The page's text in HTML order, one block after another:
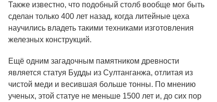
Также известно, что подобный столб вообще мог быть
сделан только 400 лет назад, когда литейные цеха
научились владеть такими техниками изготовления
железных конструкций.
Ещё одним загадочным памятником древности
является статуя Будды из Султанганжа, отлитая из
чистой меди и весившая больше тонны. По мнению
ученых, этой статуе не меньше 1500 лет и, до сих пор